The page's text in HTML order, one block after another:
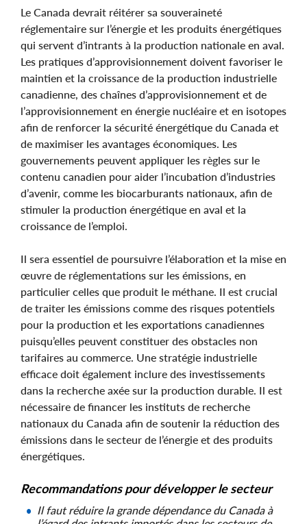
Le Canada devrait réitérer sa souveraineté
réglementaire sur l’énergie et les produits énergétiques
qui servent d’intrants à la production nationale en aval.
Les pratiques d’approvisionnement doivent favoriser le
maintien et la croissance de la production industrielle
canadienne, des chaînes d’approvisionnement et de
l’approvisionnement en énergie nucléaire et en isotopes
afin de renforcer la sécurité énergétique du Canada et
de maximiser les avantages économiques. Les
gouvernements peuvent appliquer les règles sur le
contenu canadien pour aider l’incubation d’industries
d’avenir, comme les biocarburants nationaux, afin de
stimuler la production énergétique en aval et la
croissance de l’emploi.
Il sera essentiel de poursuivre l’élaboration et la mise en
œuvre de réglementations sur les émissions, en
particulier celles que produit le méthane. Il est crucial
de traiter les émissions comme des risques potentiels
pour la production et les exportations canadiennes
puisqu’elles peuvent constituer des obstacles non
tarifaires au commerce. Une stratégie industrielle
efficace doit également inclure des investissements
dans la recherche axée sur la production durable. Il est
nécessaire de financer les instituts de recherche
nationaux du Canada afin de soutenir la réduction des
émissions dans le secteur de l’énergie et des produits
énergétiques.
Recommandations pour développer le secteur
Il faut réduire la grande dépendance du Canada à